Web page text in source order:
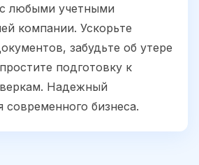
с любыми учетными
компании. Ускорьте
забудьте об утере
подготовку к
Надежный
современного бизнеса.